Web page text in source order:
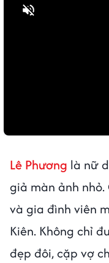
Lê Phương là nữ
giả màn ảnh
và gia đình viên
Kiên. Không chỉ
đẹp đôi, cặp vợ